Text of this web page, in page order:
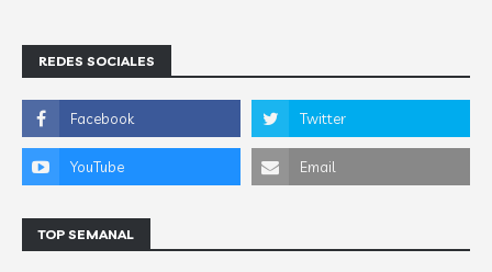
REDES SOCIALES
TOP SEMANAL